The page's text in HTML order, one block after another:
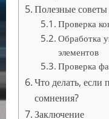
Полезные советы
Проверка
Обработка
элементов
Проверка
Что делать, если
сомнения?
Заключение